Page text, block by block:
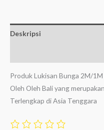
Deskripsi
Produk Lukisan Bunga 2M/
Oleh Oleh Bali yang
Terlengkap di Asia Tenggara